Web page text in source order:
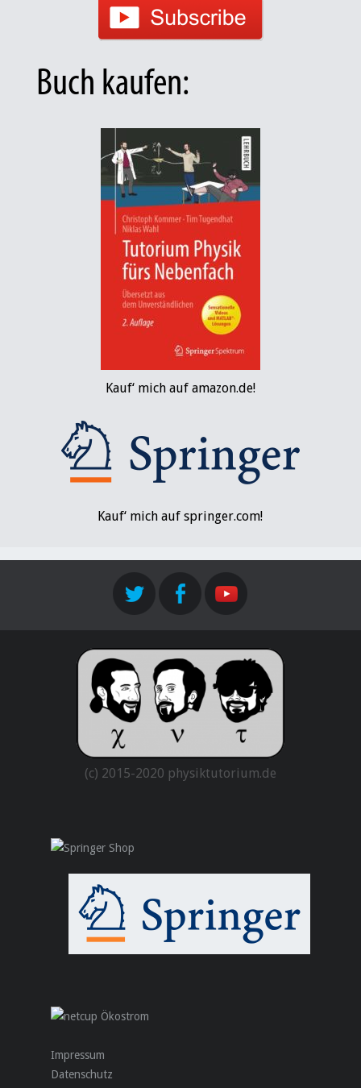
Buch kaufen:
Kauf‘ mich auf amazon.de!
Kauf‘ mich auf springer.com!
(c) 2015-2020 physiktutorium.de
Impressum
Datenschutz